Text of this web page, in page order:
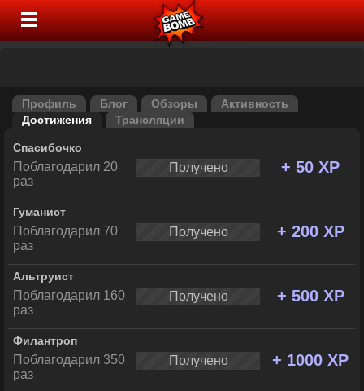
Профиль Блог Обзоры
Активность
Достижения
Трансляции
Спасибочко
Поблагодарил 20
раз
Получено + 50 XP
Гуманист
Поблагодарил 70
раз
Получено + 200 XP
Альтруист
Поблагодарил 160
раз
Получено + 500 XP
Филантроп
Поблагодарил 350
раз
Получено + 1000 XP